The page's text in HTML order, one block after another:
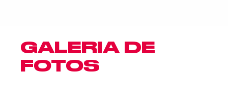
GALERIA DE
FOTOS